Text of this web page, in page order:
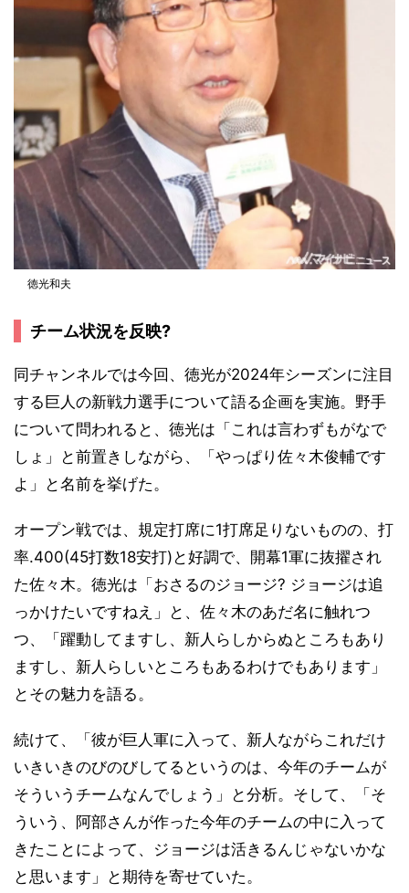
徳光和夫
チーム状況を反映?
同チャンネルでは今回、徳光が2024年シーズンに注目
する巨人の新戦力選手について語る企画を実施。野手
について問われると、徳光は「これは言わずもがなで
しょ」と前置きしながら、「やっぱり佐々木俊輔です
よ」と名前を挙げた。
オープン戦では、規定打席に1打席足りないものの、打
率.400(45打数18安打)と好調で、開幕1軍に抜擢され
た佐々木。徳光は「おさるのジョージ? ジョージは追
っかけたいですねえ」と、佐々木のあだ名に触れつ
つ、「躍動してますし、新人らしからぬところもあり
ますし、新人らしいところもあるわけでもあります」
とその魅力を語る。
続けて、「彼が巨人軍に入って、新人ながらこれだけ
いきいきのびのびしてるというのは、今年のチームが
そういうチームなんでしょう」と分析。そして、「そ
ういう、阿部さんが作った今年のチームの中に入って
きたことによって、ジョージは活きるんじゃないかな
と思います」と期待を寄せていた。